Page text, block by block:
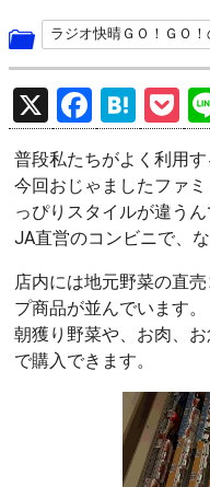
ラジオ快晴ＧＯ！ＧＯ！
X
F
a
ce
b
o
o
k
H
at
e
n
a
P
o
et
普段私たちがよく利用す
今回おじゃましたファ
っぴりスタイルが違うん
JA直営のコンビニで、
店内には地元野菜の直
プ商品が並んでいます。
朝獲り野菜や、お肉、
で購入できます。